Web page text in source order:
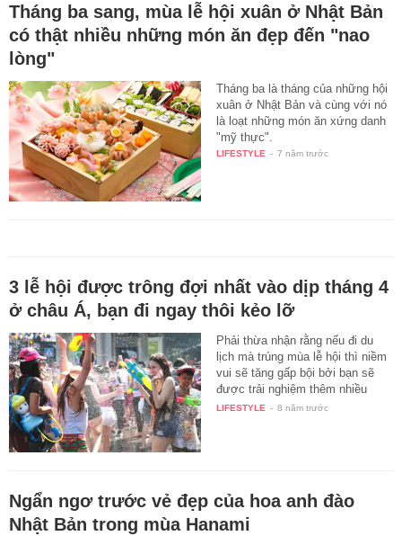
Tháng ba sang, mùa lễ hội xuân ở Nhật Bản
có thật nhiều những món ăn đẹp đến "nao
lòng"
Tháng ba là tháng của những hội
xuân ở Nhật Bản và cùng với nó
là loạt những món ăn xứng danh
"mỹ thực".
LIFESTYLE - 7 năm trước
3 lễ hội được trông đợi nhất vào dịp tháng 4
ở châu Á, bạn đi ngay thôi kẻo lỡ
Phải thừa nhận rằng nếu đi du
lịch mà trúng mùa lễ hội thì niềm
vui sẽ tăng gấp bội bởi bạn sẽ
được trải nghiệm thêm nhiều
nét…
LIFESTYLE - 8 năm trước
Ngẩn ngơ trước vẻ đẹp của hoa anh đào
Nhật Bản trong mùa Hanami